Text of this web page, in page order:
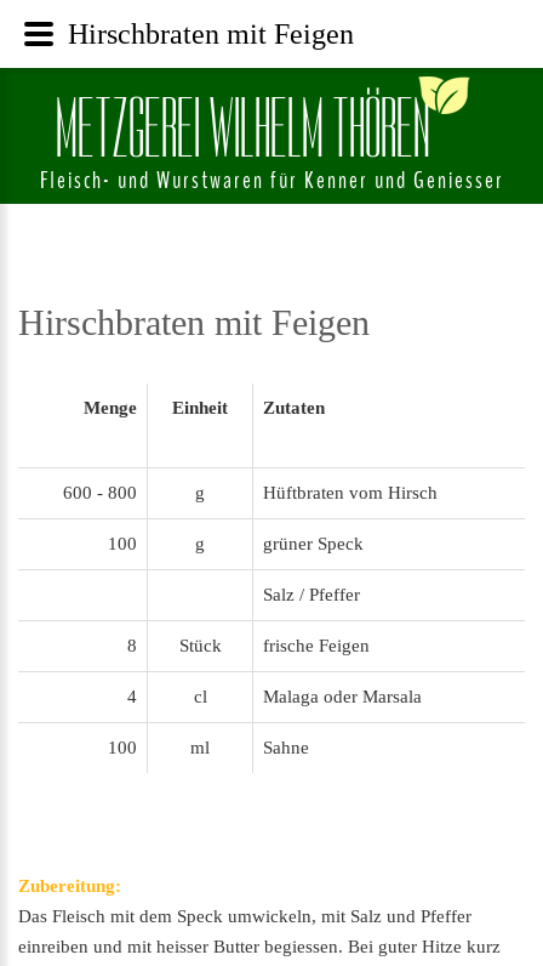
METZGEREW HE MTHÖREN
Fleisch- und Wurstwaren für Kenner und Geniesser
Hirschbraten mit Feigen
Menge Einheit Zutaten
600 - 800 g Hüftbraten vom Hirsch
100 g grüner Speck
Salz / Pfeffer
8 Stück frische Feigen
4 cl Malaga oder Marsala
100 ml Sahne
Zubereitung:
Das Fleisch mit dem Speck umwickeln, mit Salz und Pfeffer
einreiben und mit heisser Butter begiessen. Bei guter Hitze kurz
Hirschbraten mit Feigen